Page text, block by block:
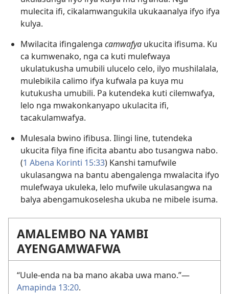
mulecita ifi, cikalamwangukila ukukaanalya ifyo ifya
kulya.
Mwilacita ifingalenga camwafya ukucita ifisuma. Ku
ca kumwenako, nga ca kuti mulefwaya
ukulatukusha umubili ulucelo celo, ilyo mushilalala,
mulebikila calimo ifya kufwala pa kuya mu
kutukusha umubili. Pa kutendeka kuti cilemwafya,
lelo nga mwakonkanyapo ukulacita ifi,
tacakulamwafya.
Mulesala bwino ifibusa. Ilingi line, tutendeka
ukucita filya fine ificita abantu abo tusangwa nabo.
(1 Abena Korinti 15:33) Kanshi tamufwile
ukulasangwa na bantu abengalenga mwalacita ifyo
mulefwaya ukuleka, lelo mufwile ukulasangwa na
balya abengamukoselesha ukuba ne mibele isuma.
AMALEMBO NA YAMBI
AYENGAMWAFWA
“Uule-enda na ba mano akaba uwa mano.”—
Amapinda 13:20.